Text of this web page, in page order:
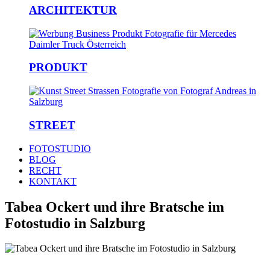
ARCHITEKTUR
PRODUKT
STREET
FOTOSTUDIO
BLOG
RECHT
KONTAKT
Tabea Ockert und ihre Bratsche im
Fotostudio in Salzburg